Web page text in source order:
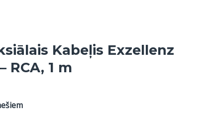
Kabeļis Exzellenz
RCA, 1 m